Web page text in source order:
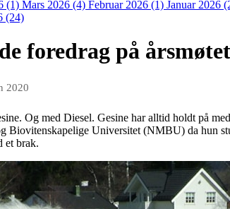
(1) Mars 2026 (4) Februar 2026 (1) Januar 2026
(24)
foredrag på årsmøtet
2020
Og med Diesel. Gesine har alltid holdt på
Universitet (NMBU) da hun
et brak.